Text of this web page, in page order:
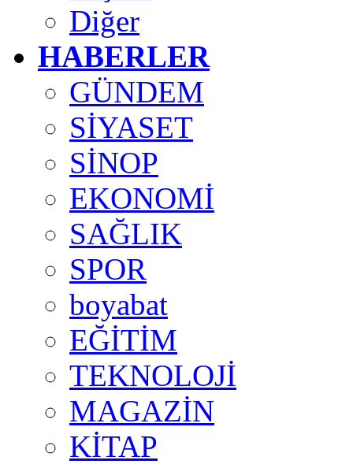
Diğer
HABERLER
GÜNDEM
SİYASET
SİNOP
EKONOMİ
SAĞLIK
SPOR
boyabat
EĞİTİM
TEKNOLOJİ
MAGAZİN
KİTAP